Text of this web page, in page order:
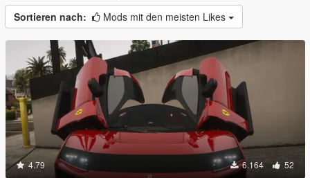
Sortieren nach: Mods mit den meisten Likes
4.79 6.164 52